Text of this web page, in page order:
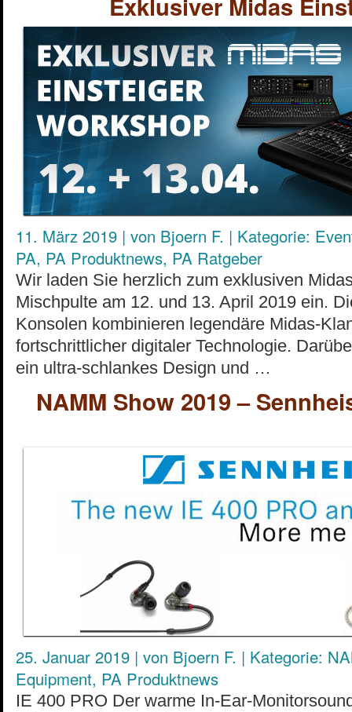
11. März 2019 | von Bjoern F. | Kategorie:
PA, PA Produktnews, PA Ratgeber
Wir laden Sie herzlich zum exklusiven
Mischpulte am 12. und 13. April 2019 ein.
Konsolen kombinieren legendäre Midas-
fortschrittlicher digitaler Technologie.
ein ultra-schlankes Design und …
NAMM Show 2019 –
25. Januar 2019 | von Bjoern F. | Kategorie:
Equipment, PA Produktnews
IE 400 PRO Der warme In-Ear-